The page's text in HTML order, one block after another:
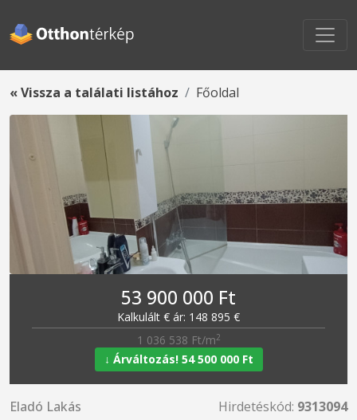
« Vissza a találati listához Főoldal
53 900 000 Ft
Kalkulált € ár: 148 895 €
1 036 538 Ft/m2
↓ Árváltozás! 54 500 000 Ft
Eladó Lakás Hirdetéskód: 9313094